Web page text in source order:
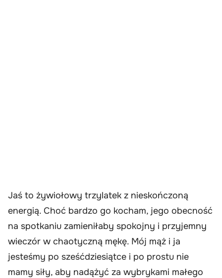
Jaś to żywiołowy trzylatek z nieskończoną
energią. Choć bardzo go kocham, jego obecność
na spotkaniu zamieniłaby spokojny i przyjemny
wieczór w chaotyczną mękę. Mój mąż i ja
jesteśmy po sześćdziesiątce i po prostu nie
mamy siły, aby nadążyć za wybrykami małego